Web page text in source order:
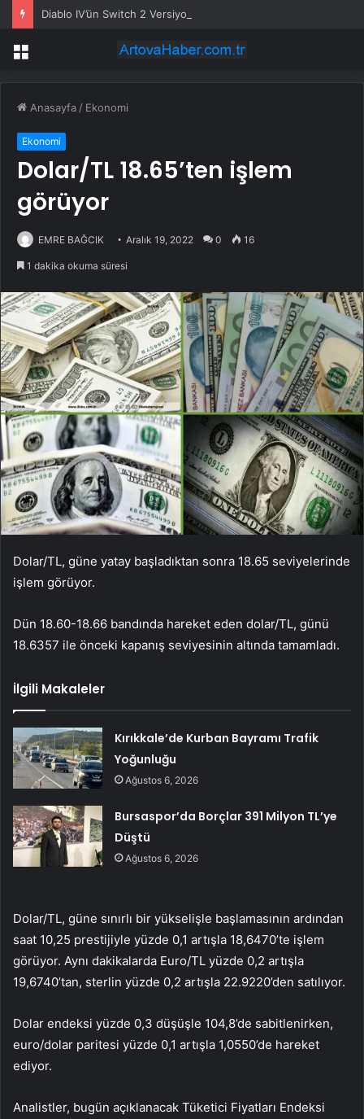
Diablo IV’ün Switch 2 Versiyonu Önümüzdeki Ay Gelebilir
Menü
Anasayfa / Ekonomi
Ekonomi
Dolar/TL 18.65’ten işlem
görüyor
EMRE BAĞCIK Aralık 19, 2022 0 16
1 dakika okuma süresi
Dolar/TL, güne yatay başladıktan sonra 18.65 seviyelerinde
işlem görüyor.
Dün 18.60-18.66 bandında hareket eden dolar/TL, günü
18.6357 ile önceki kapanış seviyesinin altında tamamladı.
İlgili Makaleler
Kırıkkale’de Kurban Bayramı Trafik
Yoğunluğu
Ağustos 6, 2026
Bursaspor’da Borçlar 391 Milyon TL’ye
Düştü
Ağustos 6, 2026
Dolar/TL, güne sınırlı bir yükselişle başlamasının ardından
saat 10,25 prestijiyle yüzde 0,1 artışla 18,6470’te işlem
görüyor. Aynı dakikalarda Euro/TL yüzde 0,2 artışla
19,6740’tan, sterlin yüzde 0,2 artışla 22.9220’den satılıyor.
Dolar endeksi yüzde 0,3 düşüşle 104,8’de sabitlenirken,
euro/dolar paritesi yüzde 0,1 artışla 1,0550’de hareket
ediyor.
Analistler, bugün açıklanacak Tüketici Fiyatları Endeksi